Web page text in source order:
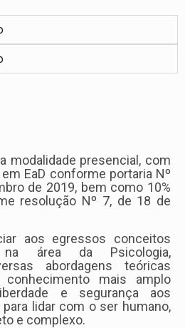
modalidade presencial, com
EaD conforme portaria Nº
de 2019, bem como 10%
resolução Nº 7, de 18 de
aos egressos conceitos
na área da Psicologia,
abordagens teóricas
conhecimento mais amplo
e segurança aos
lidar com o ser humano,
e complexo.